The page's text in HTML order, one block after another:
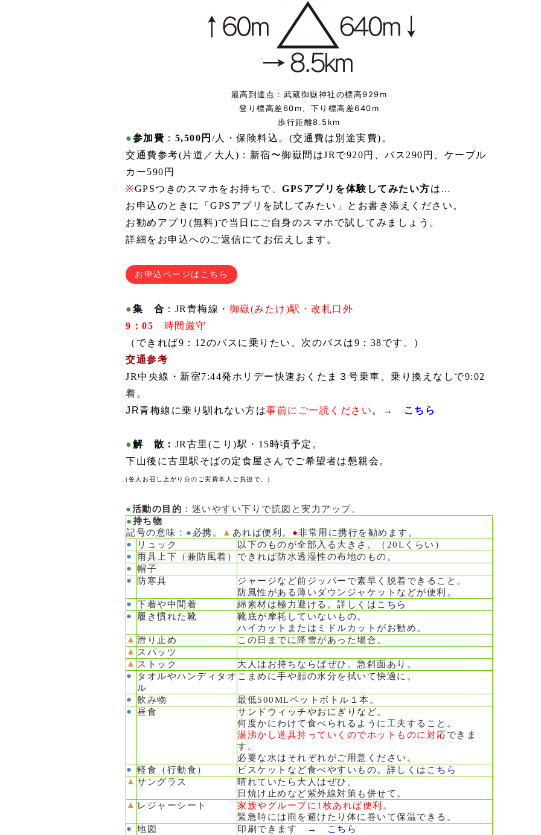
最高到達点：武蔵御嶽神社の標高929m
登り標高差60m、下り標高差640m
歩行距離8.5km
●参加費 ： 5,500円 /人・保険料込。(交通費は別途実費)。
交通費参考(片道／大人)：新宿〜御嶽間はJRで920円、バス290円、ケーブル
カー590円
※GPSつきのスマホをお持ちで、 GPSアプリを体験してみたい方は…
お申込のときに「GPSアプリを試してみたい」とお書き添えください。
お勧めアプリ(無料)で当日にご自身のスマホで試してみましょう。
詳細をお申込へのご返信にてお伝えします。
お申込ページはこちら
●集 合 ：JR青梅線・ 御嶽(みたけ)駅・ 改札口外
9 ：05 時間厳守
（できれば9：12のバスに乗りたい。次のバスは9：38です。）
交通参考
JR中央線・新宿7:44発ホリデー快速おくたま３号乗車、乗り換えなしで9:02
着 。
JR青梅線に乗り馴れない方は事前にご一読ください 。→ こちら
●解 散： JR古里(こり)駅・15時頃予定。
下山後に古里駅そばの定食屋さんでご希望者は懇親会。
(各人お召し上がり分のご実費本人ご負担で。)
●活動の目的 ：迷いやすい下りで読図と実力アップ。
●持ち物
記号の意味： ● 必携。 ▲ あれば便利。 ●非常用に携行を勧めます。
●
リュック
以下のものが全部入る大きさ。（20Lくらい）
●
雨具上下（兼防風着）
できれば防水透湿性の布地のもの。
●
帽子
●
防寒具
ジャージなど前ジッパーで素早く脱着できること。
防風性がある薄いダウンジャケットなどが便利。
●
下着や中間着 綿素材は極力避ける。詳しくは こちら
●
履き慣れた靴
靴底が摩耗していないもの。
ハイカットまたはミドルカットがお勧め。
▲ 滑り止め
この日までに降雪があった場合。
▲ スパッツ
▲ ストック
大人はお持ちならばぜひ。急斜面あり。
●
タオルやハンディタオ
ル
こまめに手や顔の水分を拭いて快適に。
● 飲み物
最低500MLペットボトル１本。
●
昼食
サンドウィッチやおにぎりなど。
何度かにわけて食べられるように工夫すること。
湯沸かし道具持っていくのでホットものに対応できま
す。
必要な水はそれぞれがご用意ください。
●
軽食（行動食） ビスケットなど食べやすいもの。詳しくは こちら
▲ サングラス
晴れていたら大人はぜひ。
日焼け止めなど紫外線対策も併せて。
▲ レジャーシート
家族やグループに1枚あれば便利。
緊急時には雨を避けたり体に巻いて保温できる。
●
地図 印刷できます →
こちら